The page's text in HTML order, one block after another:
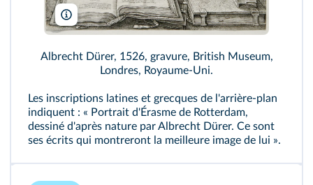
Jastrow/Wikimedia
Albrecht Dürer, 1526, gravure, British Museum,
Londres, Royaume-Uni.
Les inscriptions latines et grecques de l'arrière-plan
indiquent : « Portrait d'Érasme de Rotterdam,
dessiné d'après nature par Albrecht Dürer. Ce sont
ses écrits qui montreront la meilleure image de lui ».